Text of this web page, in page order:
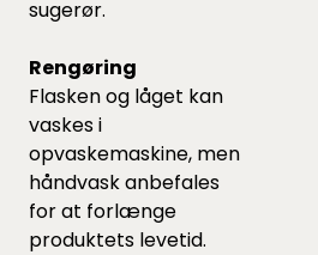
sugerør.
Rengøring
Flasken og låget kan
vaskes i
opvaskemaskine, men
håndvask anbefales
for at forlænge
produktets levetid.